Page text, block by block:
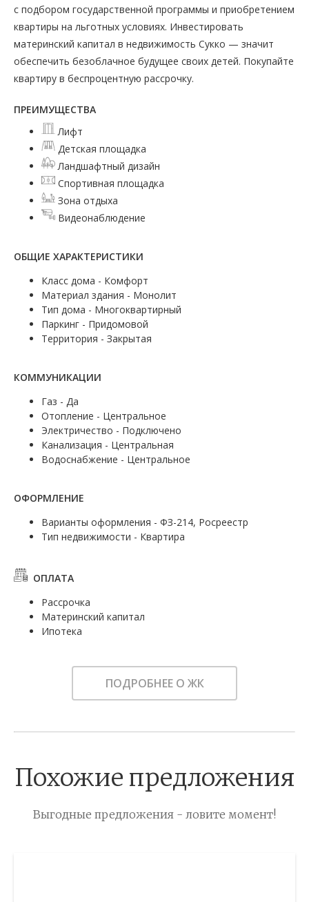
с подбором государственной программы и приобретением
квартиры на льготных условиях. Инвестировать
материнский капитал в недвижимость Сукко — значит
обеспечить безоблачное будущее своих детей. Покупайте
квартиру в беспроцентную рассрочку.
ПРЕИМУЩЕСТВА
Лифт
Детская площадка
Ландшафтный дизайн
Спортивная площадка
Зона отдыха
Видеонаблюдение
ОБЩИЕ ХАРАКТЕРИСТИКИ
Класс дома - Комфорт
Материал здания - Монолит
Тип дома - Многоквартирный
Паркинг - Придомовой
Территория - Закрытая
КОММУНИКАЦИИ
Газ - Да
Отопление - Центральное
Электричество - Подключено
Канализация - Центральная
Водоснабжение - Центральное
ОФОРМЛЕНИЕ
Варианты оформления - ФЗ-214, Росреестр
Тип недвижимости - Квартира
ОПЛАТА
Рассрочка
Материнский капитал
Ипотека
ПОДРОБНЕЕ О ЖК
Похожие предложения
Выгодные предложения - ловите момент!